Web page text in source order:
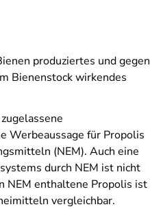
produziertes und gegen
Bienenstock wirkendes
Werbeaussage für Propolis
(NEM). Auch eine
durch NEM ist nicht
NEM enthaltene Propolis ist
vergleichbar.